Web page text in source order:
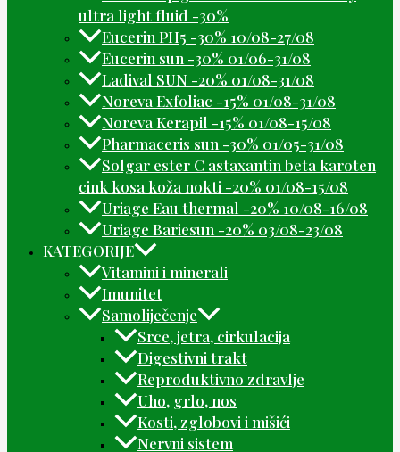
ultra light fluid -30%
Eucerin PH5 -30% 10/08-27/08
Eucerin sun -30% 01/06-31/08
Ladival SUN -20% 01/08-31/08
Noreva Exfoliac -15% 01/08-31/08
Noreva Kerapil -15% 01/08-15/08
Pharmaceris sun -30% 01/05-31/08
Solgar ester C astaxantin beta karoten
cink kosa koža nokti -20% 01/08-15/08
Uriage Eau thermal -20% 10/08-16/08
Uriage Bariesun -20% 03/08-23/08
KATEGORIJE
Vitamini i minerali
Imunitet
Samoliječenje
Srce, jetra, cirkulacija
Digestivni trakt
Reproduktivno zdravlje
Uho, grlo, nos
Kosti, zglobovi i mišići
Nervni sistem